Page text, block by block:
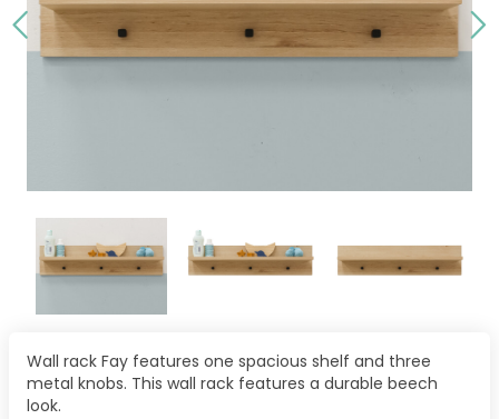
Wall rack Fay features one spacious shelf and three
metal knobs. This wall rack features a durable beech
look.